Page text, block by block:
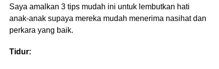
Saya amalkan 3 tips mudah ini untuk lembutkan hati
anak-anak supaya mereka mudah menerima nasihat dan
perkara yang baik.
Tidur: